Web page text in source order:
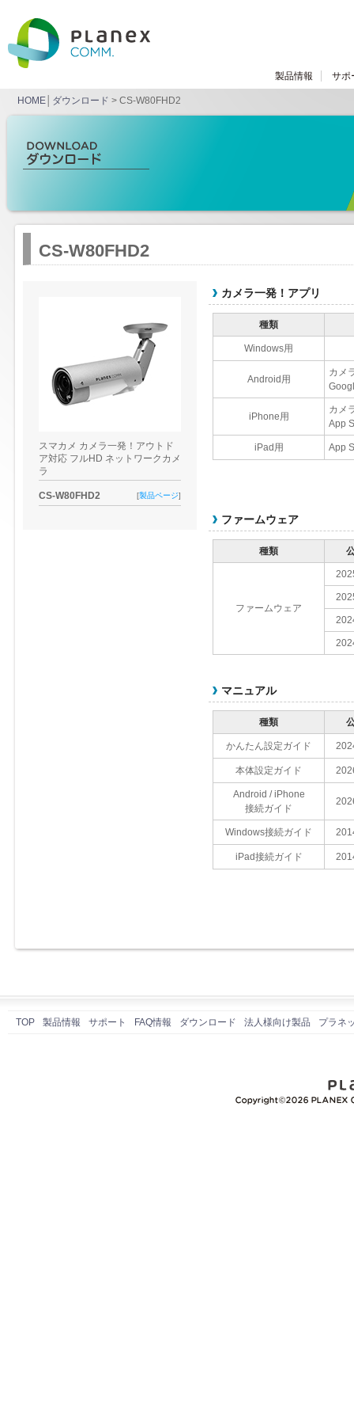
製品情報 サポ
HOME ダウンロード > CS-W80FHD2
CS-W80FHD2
スマカメ カメラ一発！アウトド
ア対応 フルHD ネットワークカメ
ラ
CS-W80FHD2 [製品ページ]
カメラ一発！アプリ
種類
Windows用
Android用
カメ
iPhone用
カメ
App
iPad用 App
ファームウェア
種類
ファームウェア
マニュアル
種類
かんたん設定ガイド
本体設定ガイド
Android / iPhone
接続ガイド
Windows接続ガイド
iPad接続ガイド
TOP 製品情報 サポート FAQ情報 ダウンロード 法人様向け製品 プラネ